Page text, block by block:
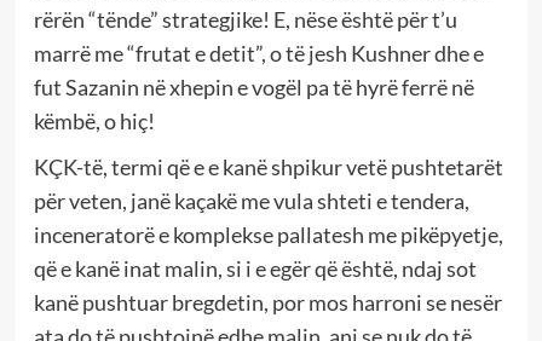
rërën “tënde” strategjike! E, nëse është për t’u
marrë me “frutat e detit”, o të jesh Kushner dhe e
fut Sazanin në xhepin e vogël pa të hyrë ferrë në
këmbë, o hiç!
KÇK-të, termi që e e kanë shpikur vetë pushtetarët
për veten, janë kaçakë me vula shteti e tendera,
inceneratorë e komplekse pallatesh me pikëpyetje,
që e kanë inat malin, si i e egër që është, ndaj sot
kanë pushtuar bregdetin, por mos harroni se nesër